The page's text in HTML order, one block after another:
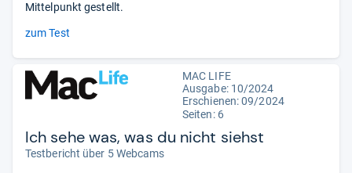
Mittelpunkt gestellt.
zum Test
MAC LIFE
Ausgabe: 10/2024
Erschienen: 09/2024
Seiten: 6
Ich sehe was, was du nicht siehst
Testbericht über 5 Webcams